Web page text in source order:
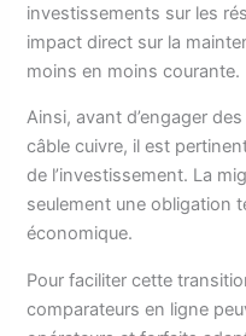
investissements sur les
impact direct sur la
moins en moins courante.
Ainsi, avant d’engager
câble cuivre, il est
de l’investissement. La
seulement une obligation
économique.
Pour faciliter cette
comparateurs en ligne